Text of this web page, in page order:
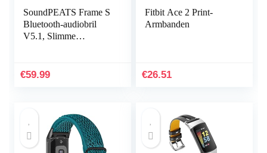
SoundPEATS Frame S
Bluetooth-audiobril
V5.1, Slimme
aptX HD-audio, 5 uur
€59.99
Fitbit Ace 2 Print-
Armbanden
€26.51